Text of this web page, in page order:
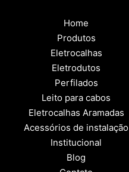
Home
Produtos
Eletrocalhas
Eletrodutos
Perfilados
Leito para cabos
Eletrocalhas Aramadas
Acessórios de instalação
Institucional
Blog